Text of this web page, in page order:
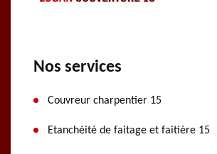
Nos services
Couvreur charpentier 15
Etanchéité de faitage et faitière 15